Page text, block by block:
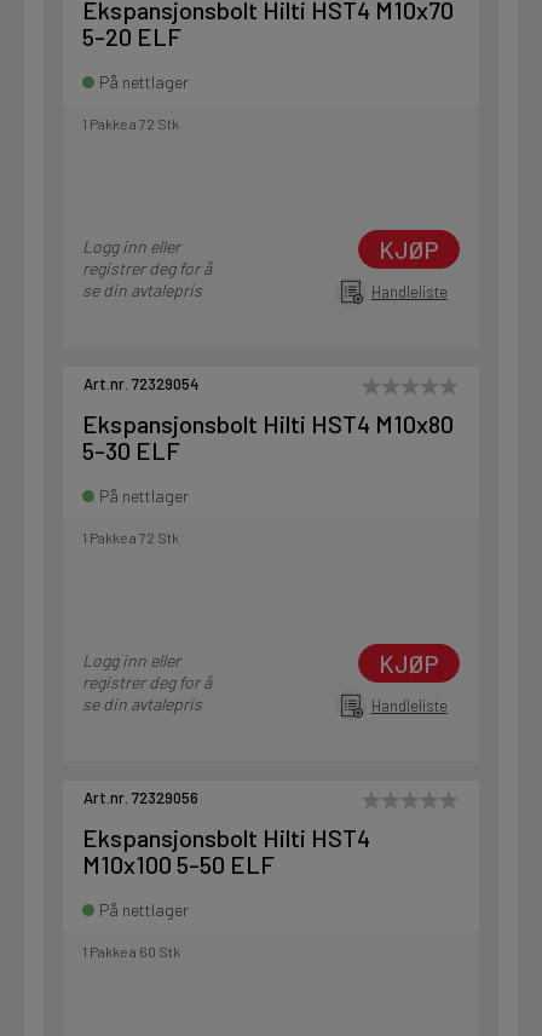
Ekspansjonsbolt Hilti HST4 M10x70
5-20 ELF
På nettlager
1 Pakke a 72 Stk
Logg inn eller
registrer deg for å
se din avtalepris
KJØP
Handleliste
Art.nr. 72329054
Ekspansjonsbolt Hilti HST4 M10x80
5-30 ELF
På nettlager
1 Pakke a 72 Stk
Logg inn eller
registrer deg for å
se din avtalepris
KJØP
Handleliste
Art.nr. 72329056
Ekspansjonsbolt Hilti HST4
M10x100 5-50 ELF
På nettlager
1 Pakke a 60 Stk